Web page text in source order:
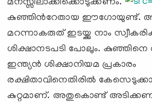
മനസ്സിലാക്കിക്കൊടുക്കണം.
കുഞ്ഞിന്‍റേതായ ഈഗോയുണ്ട്.
മറന്നാകരുത് ഇടയ്ക്കു നാം
ശിക്ഷാനടപടി പോലും.
ഇന്ത്യന്‍ ശിക്ഷാനിയമ പ്രകാരം
രക്ഷിതാവിനെതിരില്‍
കുറ്റമാണ്. അതുകൊണ്ട്